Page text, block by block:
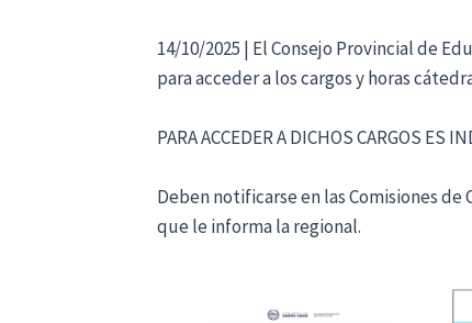
14/10/2025 | El Consejo Provincial de
para acceder a los cargos y horas
PARA ACCEDER A DICHOS CARGOS ES
Deben notificarse en las Comisiones de
que le informa la regional.